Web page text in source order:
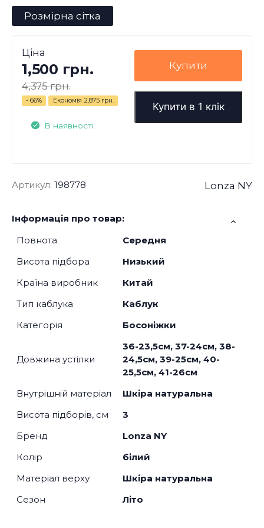
Розмірна сітка
Ціна
1,500 грн.
4,375 грн.
- 66% Економія 2,875 грн.
В наявності
Купити
Купити в 1 клік
Артикул: 198778 Lonza NY
Інформація про товар:
Повнота
Середня
Висота підбора
Низький
Країна виробник
Китай
Тип каблука
Каблук
Категорія
Босоніжки
Довжина устілки
36-23,5см, 37-24см, 38-
24,5см, 39-25см, 40-
25,5см, 41-26см
Внутрішній матеріал
Шкіра натуральна
Висота підборів, см
3
Бренд
Lonza NY
Колір
білий
Матеріал верху
Шкіра натуральна
Сезон
Літо